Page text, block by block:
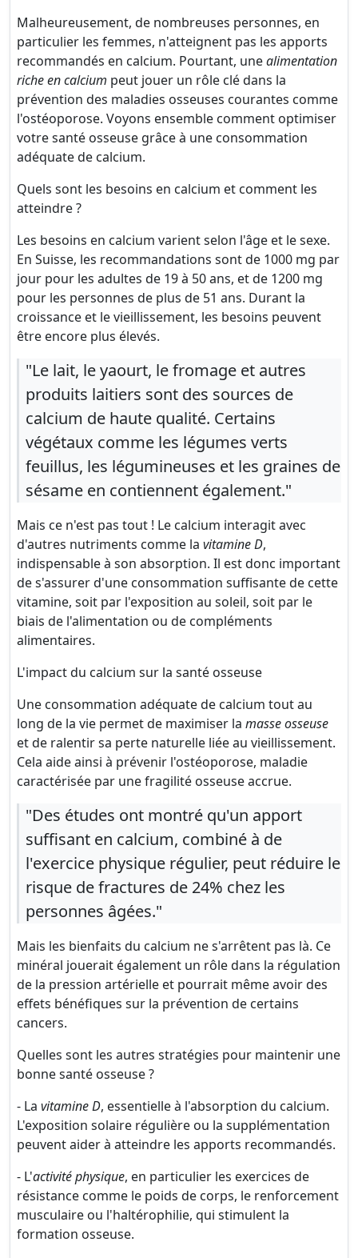
Malheureusement, de nombreuses personnes, en
particulier les femmes, n'atteignent pas les apports
recommandés en calcium. Pourtant, unealimentation
riche en calcium peut jouer un rôle clé dans la
prévention des maladies osseuses courantes comme
l'ostéoporose. Voyons ensemble comment optimiser
votre santé osseuse grâce à une consommation
adéquate de calcium.
Quels sont les besoins en calcium et comment les
atteindre ?
Les besoins en calcium varient selon l'âge et le sexe.
En Suisse, les recommandations sont de 1000 mg par
jour pour les adultes de 19 à 50 ans, et de 1200 mg
pour les personnes de plus de 51 ans. Durant la
croissance et le vieillissement, les besoins peuvent
être encore plus élevés.
"Le lait, le yaourt, le fromage et autres
produits laitiers sont des sources de
calcium de haute qualité. Certains
végétaux comme les légumes verts
feuillus, les légumineuses et les graines de
sésame en contiennent également."
Mais ce n'est pas tout ! Le calcium interagit avec
d'autres nutriments comme la vitamine D,
indispensable à son absorption. Il est donc important
de s'assurer d'une consommation suffisante de cette
vitamine, soit par l'exposition au soleil, soit par le
biais de l'alimentation ou de compléments
alimentaires.
L'impact du calcium sur la santé osseuse
Une consommation adéquate de calcium tout au
long de la vie permet de maximiser la masse osseuse
et de ralentir sa perte naturelle liée au vieillissement.
Cela aide ainsi à prévenir l'ostéoporose, maladie
caractérisée par une fragilité osseuse accrue.
"Des études ont montré qu'un apport
suffisant en calcium, combiné à de
l'exercice physique régulier, peut réduire le
risque de fractures de 24% chez les
personnes âgées."
Mais les bienfaits du calcium ne s'arrêtent pas là. Ce
minéral jouerait également un rôle dans la régulation
de la pression artérielle et pourrait même avoir des
effets bénéfiques sur la prévention de certains
cancers.
Quelles sont les autres stratégies pour maintenir une
bonne santé osseuse ?
- La vitamine D, essentielle à l'absorption du calcium.
L'exposition solaire régulière ou la supplémentation
peuvent aider à atteindre les apports recommandés.
- L'activité physique, en particulier les exercices de
résistance comme le poids de corps, le renforcement
musculaire ou l'haltérophilie, qui stimulent la
formation osseuse.